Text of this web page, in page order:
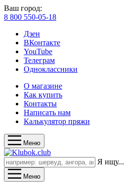
Ваш город:
8 800 550-05-18
Дзен
ВКонтакте
YouTube
Телеграм
Одноклассники
О магазине
Как купить
Контакты
Написать нам
Калькулятор пряжи
Меню
Я ищу...
Меню